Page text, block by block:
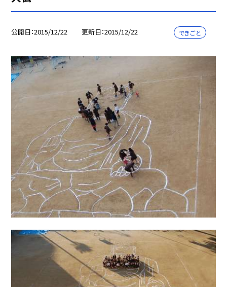
公開日 2015/12/22 更新日 2015/12/22 できごと